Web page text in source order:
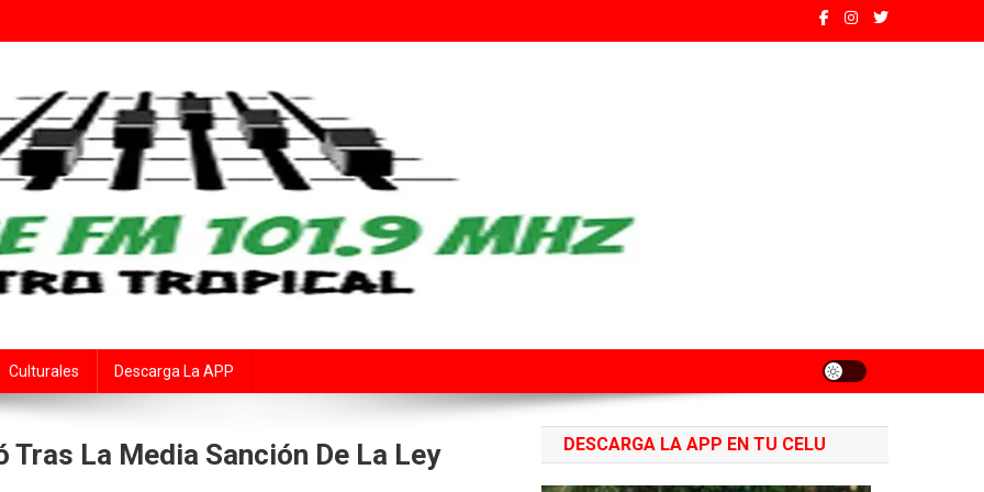
Culturales Descarga La APP
Tras La Media Sanción De La Ley
DESCARGA LA APP EN TU CELU